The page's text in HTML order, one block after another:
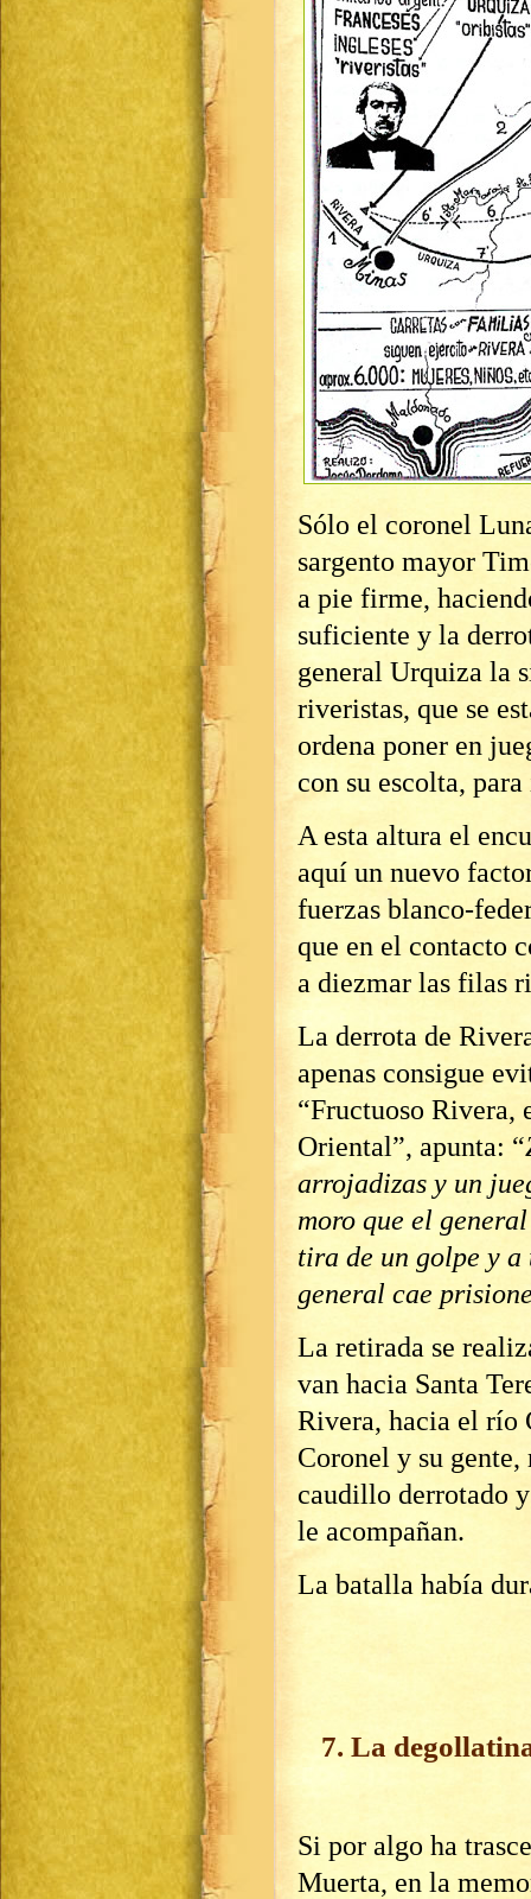
Sólo el coronel
sargento mayor
a pie firme,
suficiente y la
general Urquiza la
riveristas, que se
ordena poner en
con su escolta,
A esta altura el
aquí un nuevo
fuerzas blanco-
que en el contacto
a diezmar las filas
La derrota de
apenas consigue
“Fructuoso Rivera,
Oriental”, apunta: “
arrojadizas y un
moro que el
tira de un golpe y
general cae
La retirada se
van hacia Santa
Rivera, hacia el río
Coronel y su
caudillo derrotado
le acompañan.
La batalla había
7. La
Si por algo ha
Muerta, en la